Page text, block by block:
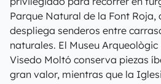
Parque Natural de la Font Roja,
despliega senderos entre
naturales. El Museu
Visedo Moltó conserva piezas
gran valor, mientras que la